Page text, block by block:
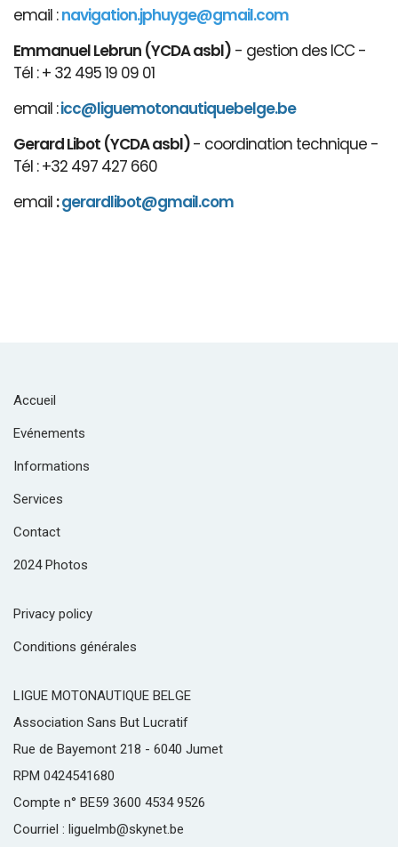
email :navigation.jphuyge@gmail.com
Emmanuel Lebrun (YCDA asbl) - gestion des ICC -
Tél : + 32 495 19 09 01
email :icc@liguemotonautiquebelge.be
Gerard Libot (YCDA asbl)- coordination technique -
Tél : +32 497 427 660
email :gerardlibot@gmail.com
Accueil
Evénements
Informations
Services
Contact
2024 Photos
Privacy policy
Conditions générales
LIGUE MOTONAUTIQUE BELGE
Association Sans But Lucratif
Rue de Bayemont 218 - 6040 Jumet
RPM 0424541680
Compte n° BE59 3600 4534 9526
Courriel : liguelmb@skynet.be